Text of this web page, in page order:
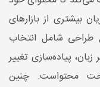
بیشتری از بازارهای
طراحی شامل انتخاب
پیاده‌سازی تغییر
محتواست. چنین